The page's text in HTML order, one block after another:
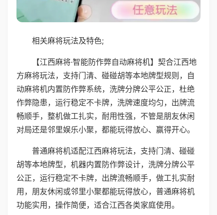
相关麻将玩法及特色;
【江西麻将·智能防作弊自动麻将机】契合江西地
方麻将玩法，支持门清、碰碰胡等本地牌型规则，自
动麻将机内置防作弊系统，洗牌分牌公平公正，杜绝
作弊隐患，运行稳定不卡牌，洗牌速度均匀，出牌流
畅顺手，整机做工扎实，耐用性强，不管是朋友休闲
对局还是邻里娱乐小聚，都能玩得放心、赢得开心。
普通麻将机适配江西麻将玩法，支持门清、碰碰
胡等本地牌型，机器内置防作弊设计，洗牌分牌公平
公正，运行稳定不卡牌，出牌流畅顺手，做工扎实耐
用，朋友休闲或邻里小聚都能玩得放心，普通麻将机
功能实用，操作简便，适合江西各类家庭使用。